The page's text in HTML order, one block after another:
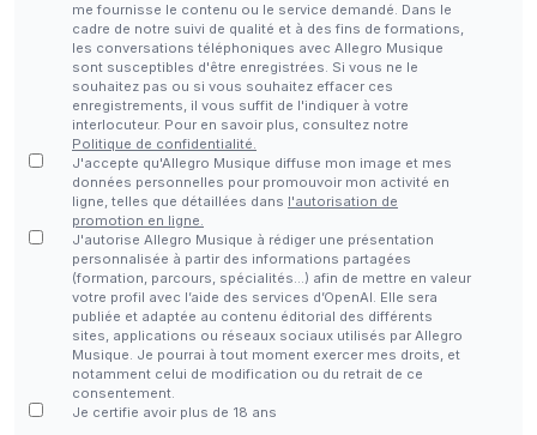
me fournisse le contenu ou le service demandé. Dans le
cadre de notre suivi de qualité et à des fins de formations,
les conversations téléphoniques avec Allegro Musique
sont susceptibles d'être enregistrées. Si vous ne le
souhaitez pas ou si vous souhaitez effacer ces
enregistrements, il vous suffit de l'indiquer à votre
interlocuteur. Pour en savoir plus, consultez notre
Politique de confidentialité.
J'accepte qu'Allegro Musique diffuse mon image et mes
données personnelles pour promouvoir mon activité en
ligne, telles que détaillées dans l'autorisation de
promotion en ligne.
J'autorise Allegro Musique à rédiger une présentation
personnalisée à partir des informations partagées
(formation, parcours, spécialités…) afin de mettre en valeur
votre profil avec l’aide des services d’OpenAI. Elle sera
publiée et adaptée au contenu éditorial des différents
sites, applications ou réseaux sociaux utilisés par Allegro
Musique. Je pourrai à tout moment exercer mes droits, et
notamment celui de modification ou du retrait de ce
consentement.
Je certifie avoir plus de 18 ans